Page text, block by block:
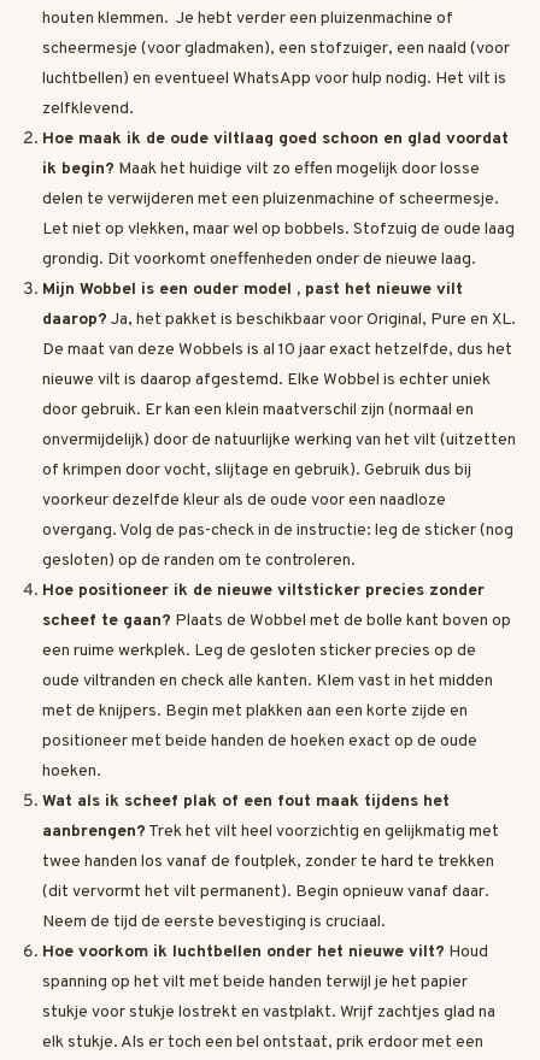
houten klemmen. Je hebt verder een pluizenmachine of
scheermesje (voor gladmaken), een stofzuiger, een naald (voor
luchtbellen) en eventueel WhatsApp voor hulp nodig. Het vilt is
zelfklevend.
Hoe maak ik de oude viltlaag goed schoon en glad voordat
ik begin? Maak het huidige vilt zo effen mogelijk door losse
delen te verwijderen met een pluizenmachine of scheermesje.
Let niet op vlekken, maar wel op bobbels. Stofzuig de oude laag
grondig. Dit voorkomt oneffenheden onder de nieuwe laag.
Mijn Wobbel is een ouder model , past het nieuwe vilt
daarop? Ja, het pakket is beschikbaar voor Original, Pure en XL.
De maat van deze Wobbels is al 10 jaar exact hetzelfde, dus het
nieuwe vilt is daarop afgestemd. Elke Wobbel is echter uniek
door gebruik. Er kan een klein maatverschil zijn (normaal en
onvermijdelijk) door de natuurlijke werking van het vilt (uitzetten
of krimpen door vocht, slijtage en gebruik). Gebruik dus bij
voorkeur dezelfde kleur als de oude voor een naadloze
overgang. Volg de pas-check in de instructie: leg de sticker (nog
gesloten) op de randen om te controleren.
Hoe positioneer ik de nieuwe viltsticker precies zonder
scheef te gaan? Plaats de Wobbel met de bolle kant boven op
een ruime werkplek. Leg de gesloten sticker precies op de
oude viltranden en check alle kanten. Klem vast in het midden
met de knijpers. Begin met plakken aan een korte zijde en
positioneer met beide handen de hoeken exact op de oude
hoeken.
Wat als ik scheef plak of een fout maak tijdens het
aanbrengen? Trek het vilt heel voorzichtig en gelijkmatig met
twee handen los vanaf de foutplek, zonder te hard te trekken
(dit vervormt het vilt permanent). Begin opnieuw vanaf daar.
Neem de tijd de eerste bevestiging is cruciaal.
Hoe voorkom ik luchtbellen onder het nieuwe vilt? Houd
spanning op het vilt met beide handen terwijl je het papier
stukje voor stukje lostrekt en vastplakt. Wrijf zachtjes glad na
elk stukje. Als er toch een bel ontstaat, prik erdoor met een